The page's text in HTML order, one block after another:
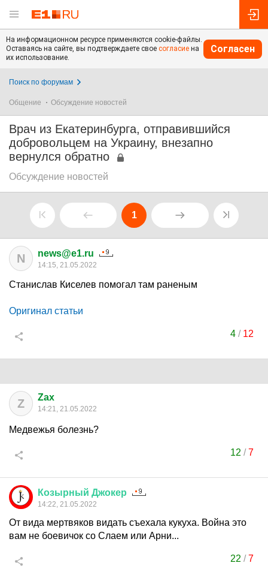
На информационном ресурсе применяются cookie-файлы.
Оставаясь на сайте, вы подтверждаете свое согласие на
их использование.
Согласен
Поиск по форумам
Общение Обсуждение новостей
Врач из Екатеринбурга, отправившийся
добровольцем на Украину, внезапно
вернулся обратно
Обсуждение новостей
1
N news@e1.ru
14:15, 21.05.2022
Станислав Киселев помогал там раненым
Оригинал статьи
4 / 12
Z Zax
14:21, 21.05.2022
Медвежья болезнь?
12 /7
Козырный Джокер
14:22, 21.05.2022
От вида мертвяков видать съехала кукуха. Война это
вам не боевичок со Слаем или Арни...
22 /7